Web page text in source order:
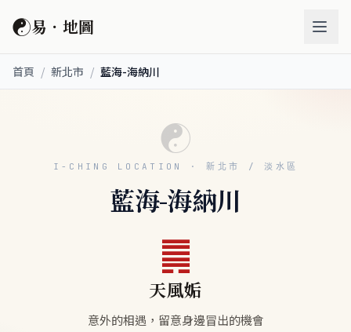
☯易．地圖
首頁 / 新北市 / 藍海-海納川
☯
I-CHING LOCATION · 新北市 / 淡水區
藍海-海納川
䷫
天風姤
意外的相遇，留意身邊冒出的機會